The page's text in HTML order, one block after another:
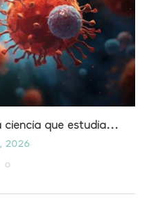
ciencia que estudia...
2026